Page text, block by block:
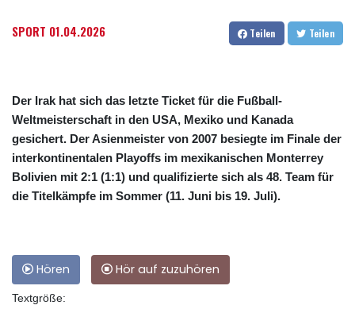
SPORT 01.04.2026 Teilen Teilen
Der Irak hat sich das letzte Ticket für die Fußball-
Weltmeisterschaft in den USA, Mexiko und Kanada
gesichert. Der Asienmeister von 2007 besiegte im Finale der
interkontinentalen Playoffs im mexikanischen Monterrey
Bolivien mit 2:1 (1:1) und qualifizierte sich als 48. Team für
die Titelkämpfe im Sommer (11. Juni bis 19. Juli).
Hören Hör auf zuzuhören
Textgröße: